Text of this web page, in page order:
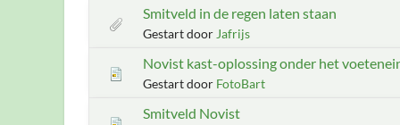
Smitveld in de regen laten staan
Gestart door Jafrijs
Novist kast-oplossing onder het
Gestart door FotoBart
Smitveld Novist